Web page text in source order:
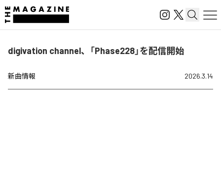
digivation channel、「Phase228」を配信開始
新曲情報 2026.3.14